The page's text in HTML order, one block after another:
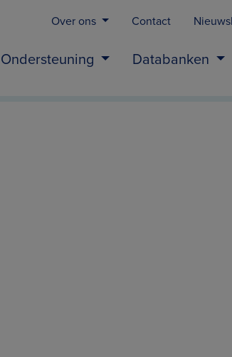
Over ons Contact
Ondersteuning Databanken